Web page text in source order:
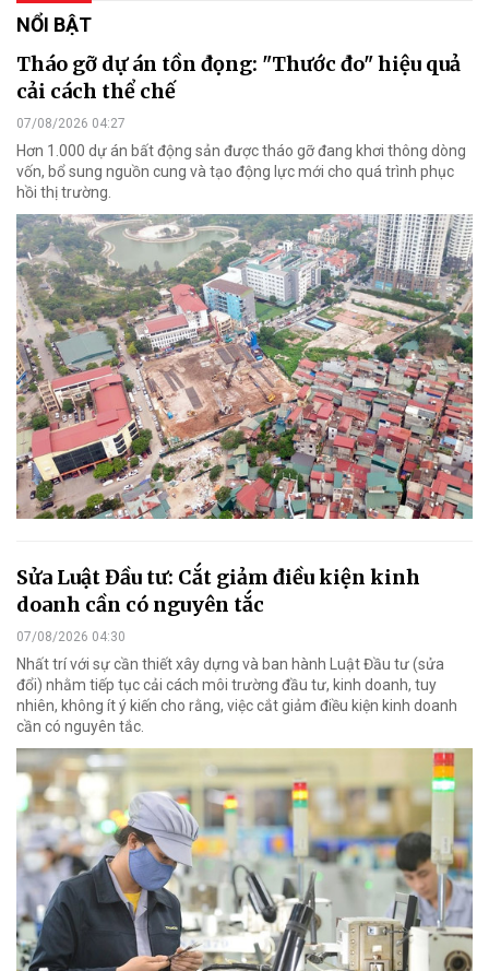
NỔI BẬT
Tháo gỡ dự án tồn đọng: "Thước đo" hiệu quả
cải cách thể chế
07/08/2026 04:27
Hơn 1.000 dự án bất động sản được tháo gỡ đang khơi thông dòng
vốn, bổ sung nguồn cung và tạo động lực mới cho quá trình phục
hồi thị trường.
Sửa Luật Đầu tư: Cắt giảm điều kiện kinh
doanh cần có nguyên tắc
07/08/2026 04:30
Nhất trí với sự cần thiết xây dựng và ban hành Luật Đầu tư (sửa
đổi) nhằm tiếp tục cải cách môi trường đầu tư, kinh doanh, tuy
nhiên, không ít ý kiến cho rằng, việc cắt giảm điều kiện kinh doanh
cần có nguyên tắc.